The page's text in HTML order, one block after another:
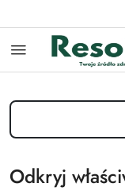
Odkryj